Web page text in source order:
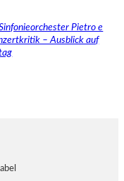
Pietro e
– Ausblick auf